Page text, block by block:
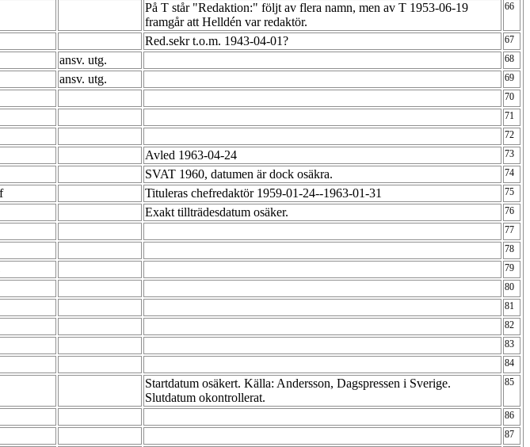
På T står "Redaktion:" följt av flera namn, men av T 1953-06-19
framgår att Helldén var redaktör.
66
Red.sekr t.o.m. 1943-04-01? 67
ansv. utg. 68
ansv. utg. 69
70
71
72
Avled 1963-04-24 73
SVAT 1960, datumen är dock osäkra. 74
Tituleras chefredaktör 1959-01-24--1963-01-31 75
Exakt tillträdesdatum osäker. 76
77
78
79
80
81
82
83
84
Startdatum osäkert. Källa: Andersson, Dagspressen i Sverige.
Slutdatum okontrollerat.
85
86
87